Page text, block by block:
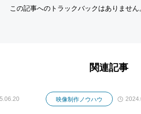
この記事へのトラックバックはありません
関連記事
映像制作ノウハウ